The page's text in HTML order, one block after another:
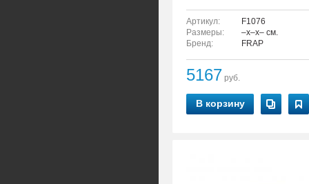
Артикул:
F1076
Размеры:
–x–x– см.
Бренд:
FRAP
5167 руб.
В корзину